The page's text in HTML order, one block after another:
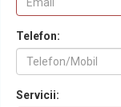
Telefon:
Servicii: